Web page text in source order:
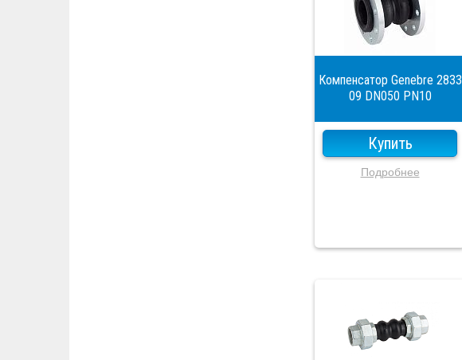
Компенсатор Genebre 2833
09 DN050 PN10
Купить
Подробнее